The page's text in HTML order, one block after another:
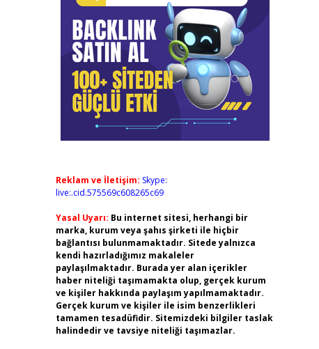
Reklam ve İletişim: Skype:
live:.cid.575569c608265c69
Yasal Uyarı: Bu internet sitesi, herhangi bir
marka, kurum veya şahıs şirketi ile hiçbir
bağlantısı bulunmamaktadır. Sitede yalnızca
kendi hazırladığımız makaleler
paylaşılmaktadır. Burada yer alan içerikler
haber niteliği taşımamakta olup, gerçek kurum
ve kişiler hakkında paylaşım yapılmamaktadır.
Gerçek kurum ve kişiler ile isim benzerlikleri
tamamen tesadüfidir. Sitemizdeki bilgiler taslak
halindedir ve tavsiye niteliği taşımazlar.